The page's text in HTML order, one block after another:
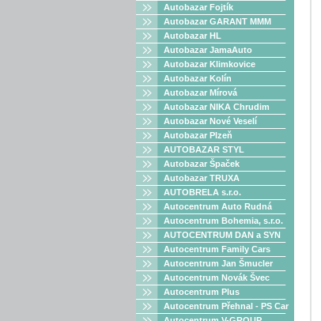
Autobazar Fojtík
Autobazar GARANT MMM
Autobazar HL
Autobazar JamaAuto
Autobazar Klimkovice
Autobazar Kolín
Autobazar Mírová
Autobazar NIKA Chrudim
Autobazar Nové Veselí
Autobazar Plzeň
AUTOBAZAR STYL
Autobazar Špaček
Autobazar TRUXA
AUTOBRELA s.r.o.
Autocentrum Auto Rudná
Autocentrum Bohemia, s.r.o.
AUTOCENTRUM DAN a SYN
Autocentrum Family Cars
Autocentrum Jan Šmucler
Autocentrum Novák Švec
Autocentrum Plus
Autocentrum Přehnal - PS Car